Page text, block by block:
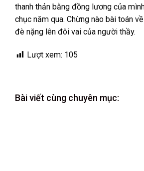
thanh thản bằng đồng lương của
chục năm qua. Chừng nào bài toán
đè nặng lên đôi vai của người thầy.
Lượt xem: 105
Bài viết cùng chuyên mục: